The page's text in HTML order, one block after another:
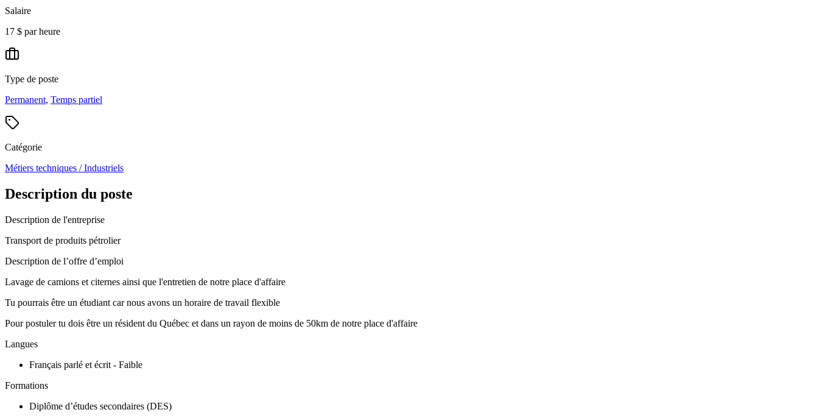
Salaire
17 $ par heure
Type de poste
Permanent, Temps partiel
Catégorie
Métiers techniques / Industriels
Description du poste
Description de l'entreprise
Transport de produits pétrolier
Description de l’offre d’emploi
Lavage de camions et citernes ainsi que l'entretien de notre place d'affaire
Tu pourrais être un étudiant car nous avons un horaire de travail flexible
Pour postuler tu dois être un résident du Québec et dans un rayon de moins de 50km de notre place d'affaire
Langues
Français parlé et écrit - Faible
Formations
Diplôme d’études secondaires (DES)